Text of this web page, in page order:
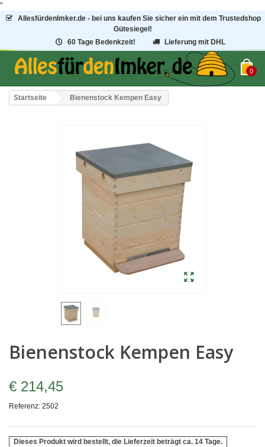
"
AllesfürdenImker.de - bei uns kaufen Sie sicher ein mit dem Trustedshop
Gütesiegel!
60 Tage Bedenkzeit!
Lieferung mit DHL
0
Startseite Bienenstock Kempen Easy
Bienenstock Kempen Easy
€ 214,45
Referenz: 2502
Dieses Produkt wird bestellt, die Lieferzeit beträgt ca. 14 Tage.